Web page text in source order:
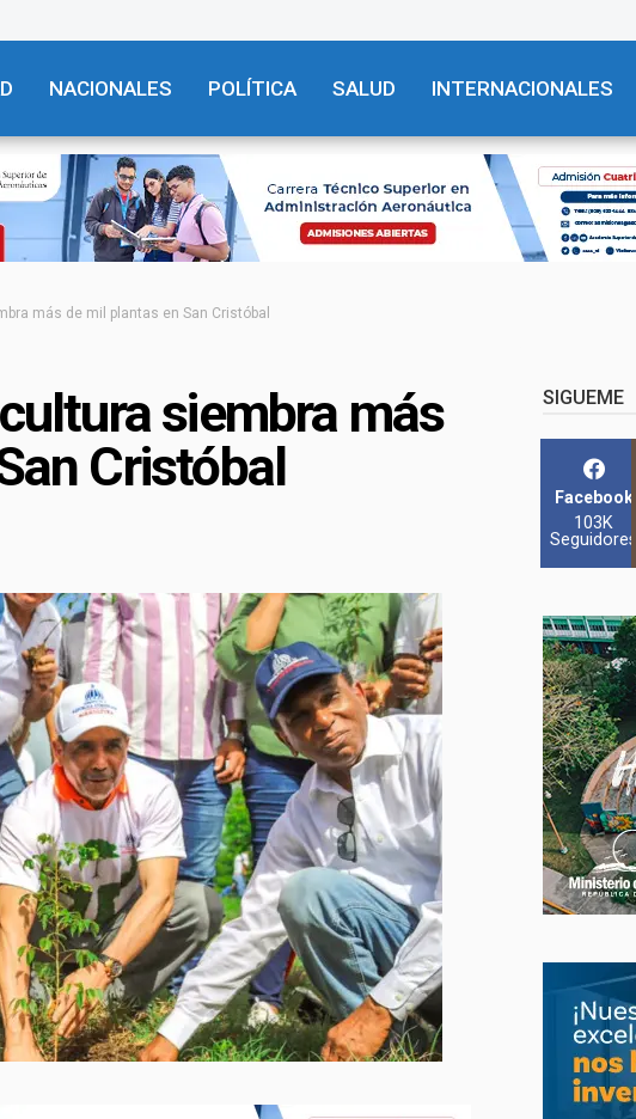
NACIONALES POLÍTICA SALUD INTERNACIONALES
más de mil plantas en San Cristóbal
siembra más
Cristóbal
SIGUEME
Facebook
103K
Seguidores